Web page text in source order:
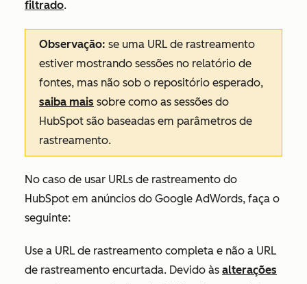
filtrado.
Observação: se uma URL de rastreamento
estiver mostrando sessões no relatório de
fontes, mas não sob o repositório esperado,
saiba mais sobre como as sessões do
HubSpot são baseadas em parâmetros de
rastreamento.
No caso de usar URLs de rastreamento do
HubSpot em anúncios do Google AdWords, faça o
seguinte:
Use a URL de rastreamento completa e não a URL
de rastreamento encurtada. Devido às alterações